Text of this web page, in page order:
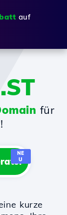
auf
.ST
für
NE
U
kurze